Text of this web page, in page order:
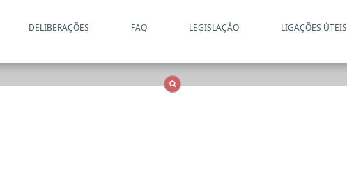
DELIBERAÇÕES FAQ LEGISLAÇÃO LIGAÇÕES ÚTEIS